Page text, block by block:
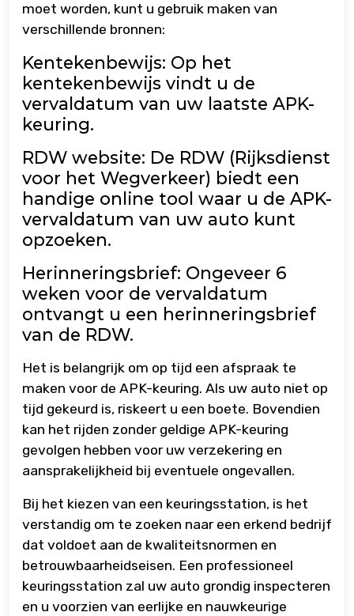
moet worden, kunt u gebruik maken van
verschillende bronnen:
Kentekenbewijs: Op het
kentekenbewijs vindt u de
vervaldatum van uw laatste APK-
keuring.
RDW website: De RDW (Rijksdienst
voor het Wegverkeer) biedt een
handige online tool waar u de APK-
vervaldatum van uw auto kunt
opzoeken.
Herinneringsbrief: Ongeveer 6
weken voor de vervaldatum
ontvangt u een herinneringsbrief
van de RDW.
Het is belangrijk om op tijd een afspraak te
maken voor de APK-keuring. Als uw auto niet op
tijd gekeurd is, riskeert u een boete. Bovendien
kan het rijden zonder geldige APK-keuring
gevolgen hebben voor uw verzekering en
aansprakelijkheid bij eventuele ongevallen.
Bij het kiezen van een keuringsstation, is het
verstandig om te zoeken naar een erkend bedrijf
dat voldoet aan de kwaliteitsnormen en
betrouwbaarheidseisen. Een professioneel
keuringsstation zal uw auto grondig inspecteren
en u voorzien van eerlijke en nauwkeurige